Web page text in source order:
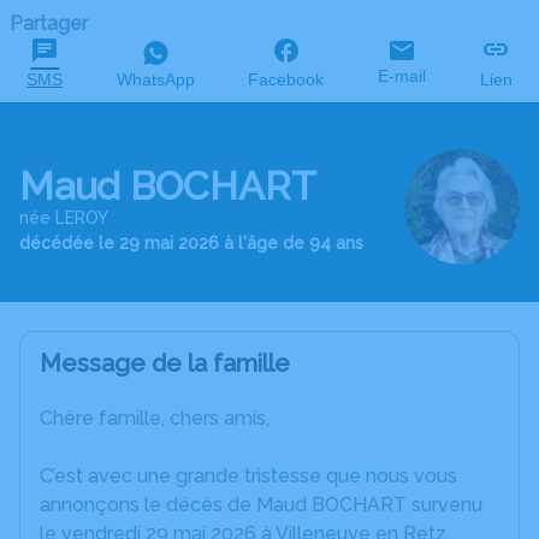
Partager
SMS WhatsApp Facebook E-mail Lien
Maud BOCHART
née LEROY
décédée le 29 mai 2026 à l'âge de 94 ans
Message de la famille
Chère famille, chers amis,
C’est avec une grande tristesse que nous vous
annonçons le décès de Maud BOCHART survenu
le vendredi 29 mai 2026 à Villeneuve en Retz.